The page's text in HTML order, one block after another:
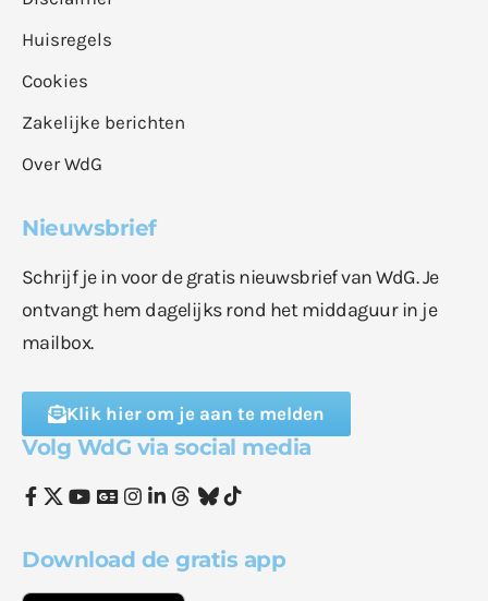
Huisregels
Cookies
Zakelijke berichten
Over WdG
Nieuwsbrief
Schrijf je in voor de gratis nieuwsbrief van WdG. Je
ontvangt hem dagelijks rond het middaguur in je
mailbox.
Klik hier om je aan te melden
Volg WdG via social media
Download de gratis app